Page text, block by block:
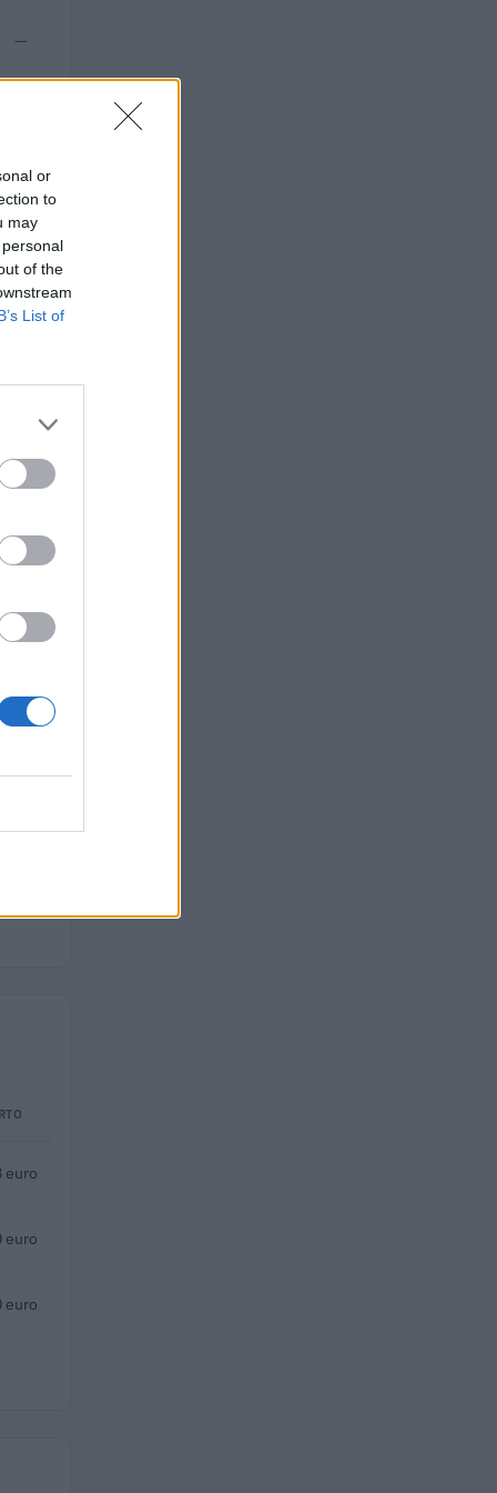
or
to
may
of the
List of
—
euro
euro
euro